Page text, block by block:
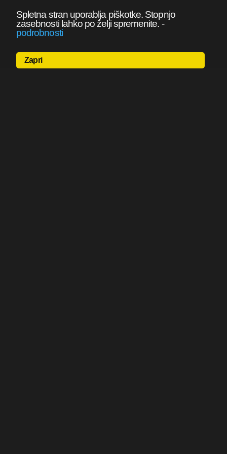
Spletna stran uporablja piškotke. Stopnjo
zasebnosti lahko po želji spremenite. -
podrobnosti
Zapri